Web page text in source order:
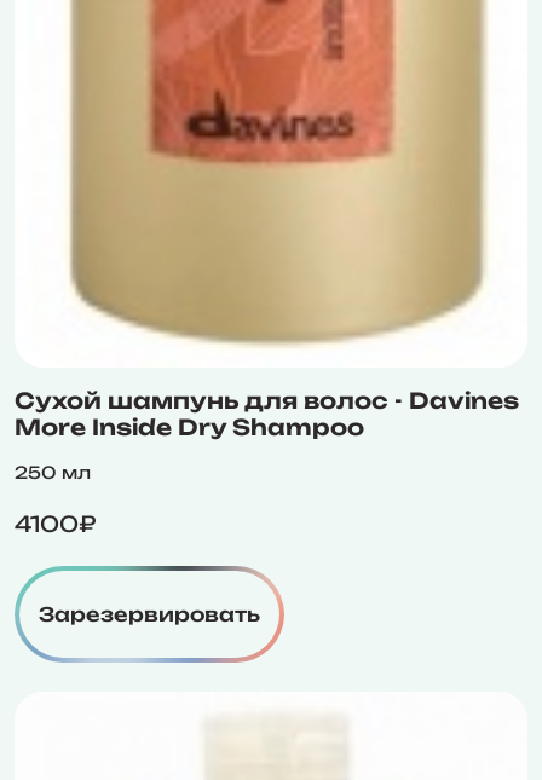
Сухой шампунь для волос - Davines
More Inside Dry Shampoo
250 мл
4100₽
Зарезервировать